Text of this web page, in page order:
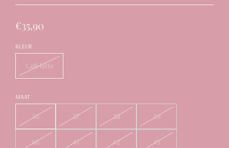
€35,90
KLEUR
Café latte
MAAT
36 37 38 39
40 41 42 43